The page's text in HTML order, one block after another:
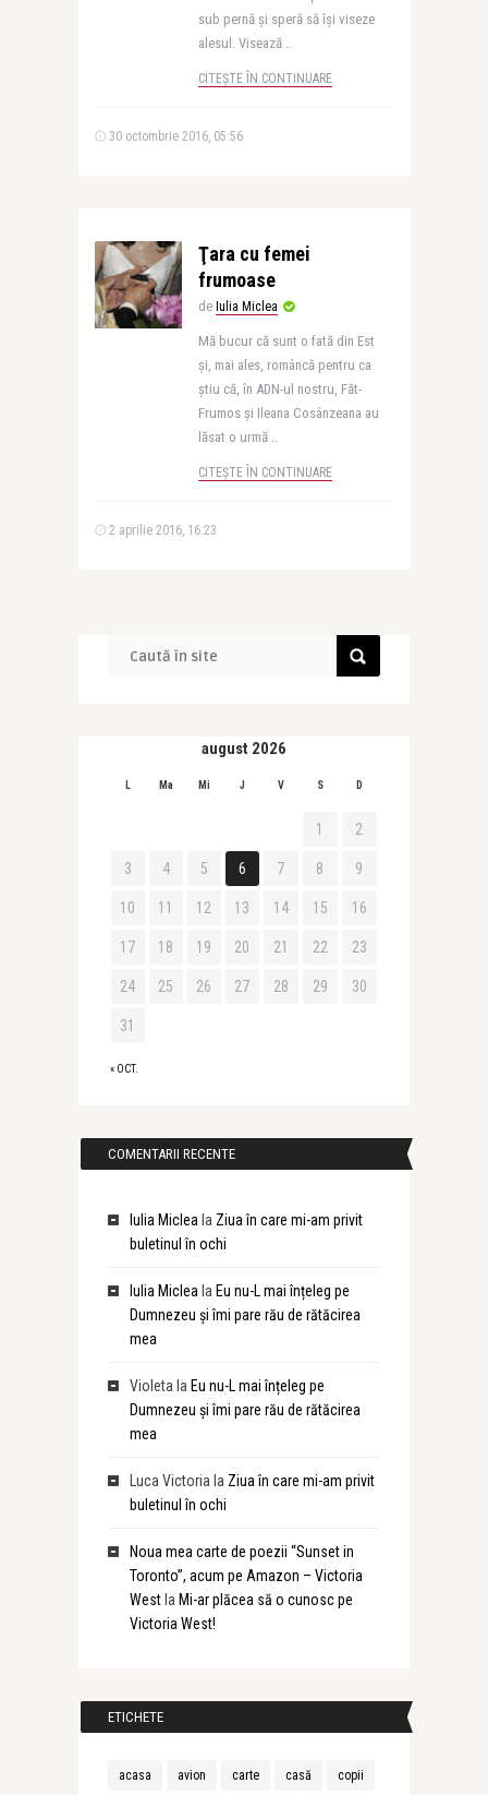
sub pernă și speră să își viseze
alesul. Visează ..
CITEȘTE ÎN CONTINUARE
30 octombrie 2016, 05:56
Ţara cu femei
frumoase
de Iulia Miclea
Mă bucur că sunt o fată din Est
și, mai ales, româncă pentru ca
știu că, în ADN-ul nostru, Făt-
Frumos și Ileana Cosânzeana au
lăsat o urmă ..
CITEȘTE ÎN CONTINUARE
2 aprilie 2016, 16:23
august 2026
L Ma Mi J V S D
« OCT.
1 2
3 4 5 6 7 8 9
10 11 12 13 14 15 16
17 18 19 20 21 22 23
24 25 26 27 28 29 30
31
COMENTARII RECENTE
Iulia Miclea la Ziua în care mi-am privit
buletinul în ochi
Iulia Miclea la Eu nu-L mai înțeleg pe
Dumnezeu și îmi pare rău de rătăcirea
mea
Violeta la Eu nu-L mai înțeleg pe
Dumnezeu și îmi pare rău de rătăcirea
mea
Luca Victoria la Ziua în care mi-am privit
buletinul în ochi
Noua mea carte de poezii “Sunset in
Toronto”, acum pe Amazon – Victoria
Westla Mi-ar plăcea să o cunosc pe
Victoria West!
ETICHETE
acasa avion carte casă copii